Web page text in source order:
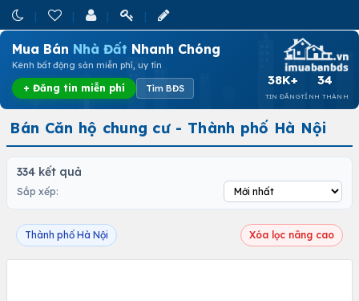
Mua Bán Nhà Đất Nhanh Chóng
Kênh bất động sản miễn phí, uy tín
+ Đăng tin miễn phí Tìm BĐS
38K+
TIN ĐĂNG
34
TỈNH THÀNH
Bán Căn hộ chung cư - Thành phố Hà Nội
334 kết quả
Sắp xếp:
Thành phố Hà Nội Xóa lọc nâng cao